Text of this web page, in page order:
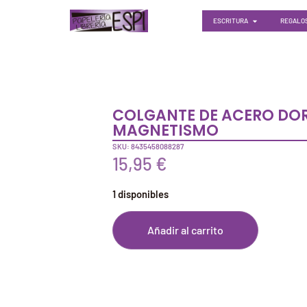
ESCRITURA
COLGANTE DE ACERO
MAGNETISMO
SKU: 8435458088287
15,95 €
1 disponibles
Añadir al carrito